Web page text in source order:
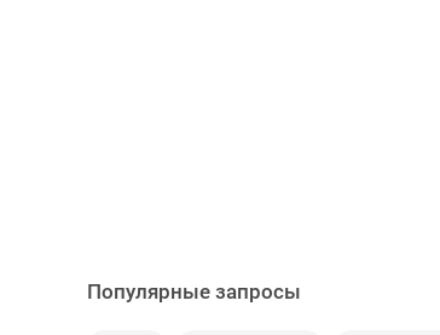
Популярные запросы